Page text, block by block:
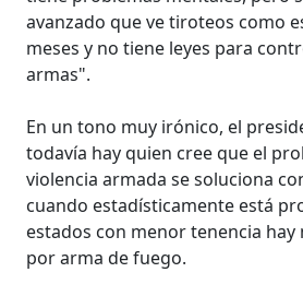
avanzado que ve tiroteos como
meses y no tiene leyes para
armas".
En un tono muy irónico, el
todavía hay quien cree que el
violencia armada se soluciona
cuando estadísticamente está
estados con menor tenencia hay
por arma de fuego.